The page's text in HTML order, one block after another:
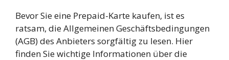
Bevor Sie eine Prepaid-Karte kaufen, ist es
ratsam, die Allgemeinen Geschäftsbedingungen
(AGB) des Anbieters sorgfältig zu lesen. Hier
finden Sie wichtige Informationen über die